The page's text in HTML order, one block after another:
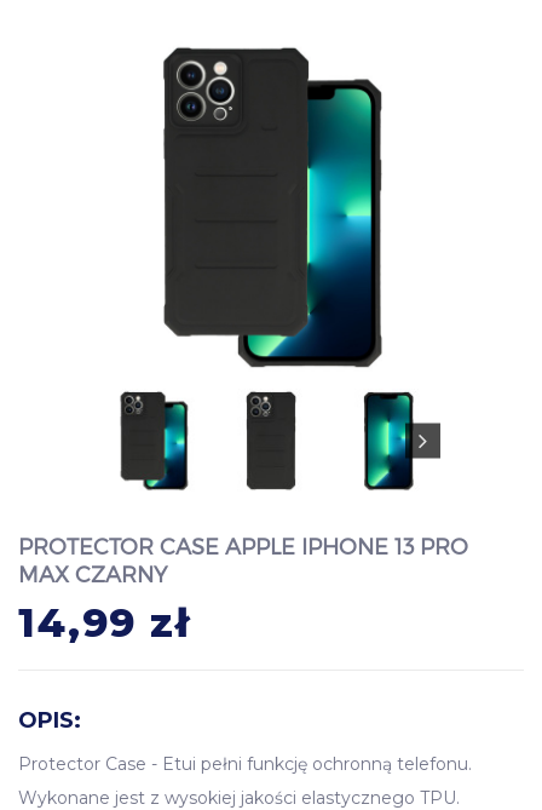
PROTECTOR CASE APPLE IPHONE 13 PRO
MAX CZARNY
14,99 zł
OPIS:
Protector Case - Etui pełni funkcję ochronną telefonu.
Wykonane jest z wysokiej jakości elastycznego TPU.